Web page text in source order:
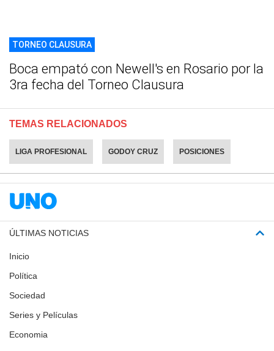
TORNEO CLAUSURA
Boca empató con Newell's en Rosario por la
3ra fecha del Torneo Clausura
TEMAS RELACIONADOS
LIGA PROFESIONAL GODOY CRUZ POSICIONES
ÚLTIMAS NOTICIAS
Inicio
Política
Sociedad
Series y Películas
Economia